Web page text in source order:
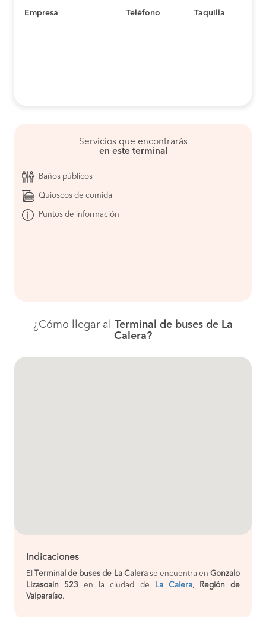
Empresa Teléfono Taquilla
Servicios que encontrarás
en este terminal
Baños públicos
Quioscos de comida
Puntos de información
¿Cómo llegar al Terminal de buses de La
Calera?
Indicaciones
El Terminal de buses de La Calerase encuentra enGonzalo
Lizasoain 523 en la ciudad de La Calera,
Región de
Valparaíso.